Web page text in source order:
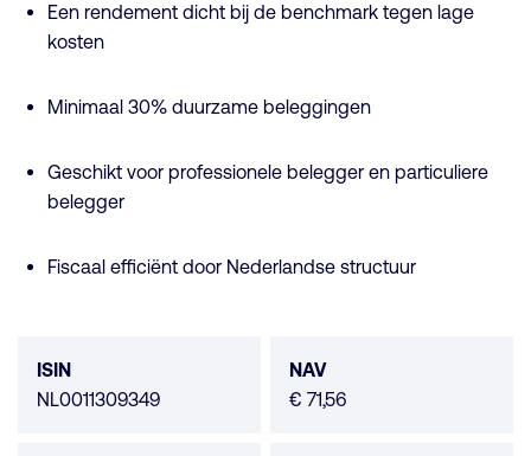
Een rendement dicht bij de benchmark tegen lage
kosten
Minimaal 30% duurzame beleggingen
Geschikt voor professionele belegger en particuliere
belegger
Fiscaal efficiënt door Nederlandse structuur
data
ISIN
NL0011309349
NAV
€ 71,56